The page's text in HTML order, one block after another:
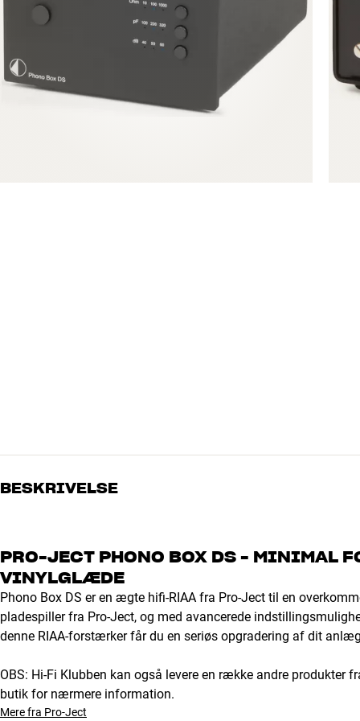
BESKRIVELSE
PRO-JECT PHONO BOX DS - MINIMAL
VINYLGLÆDE
Phono Box DS er en ægte hifi-RIAA fra Pro-Ject til en
pladespiller fra Pro-Ject, og med avancerede
denne RIAA-forstærker får du en seriøs opgradering af dit
OBS: Hi-Fi Klubben kan også levere en række andre produkter
butik for nærmere information.
Mere fra Pro-Ject